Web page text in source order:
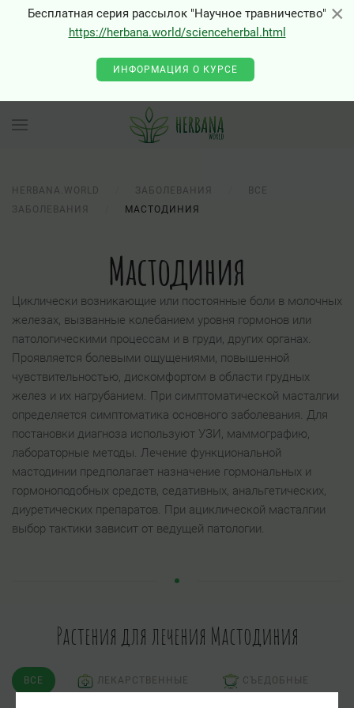
×
Бесплатная серия рассылок "Научное травничество"
https://herbana.world/scienceherbal.html
ИНФОРМАЦИЯ О КУРСЕ
HERBANA.WORLD ЗАБОЛЕВАНИЯ
ВСЕ
ЗАБОЛЕВАНИЯ
МАСТОДИНИЯ
Мастодиния
Циклически возникающие или постоянные боли в молочных
железах, вызванные колебанием уровня гормонов или
патологическими процессам и в груди, других органах.
Проявляется болевыми ощущениями, повышенной
чувствительностью, дискомфортом в области грудных
желез и их нагрубанием. При симптоматической масталгии
определяется симптоматика основного заболевания. Для
постановки диагноза используют УЗИ, маммографию,
лабораторные методы. Лечение функциональной
мастодинии предполагает назначение гормональных и
гормоноподобных средств, седативных, анальгетических,
диуретических препаратов. При ациклической масталгии
выбор тактики зависит от ведущей патологии.
Растения для лечения Мастодиния
ВСЕ ЛЕКАРСТВЕННЫЕ СЪЕДОБНЫЕ
×